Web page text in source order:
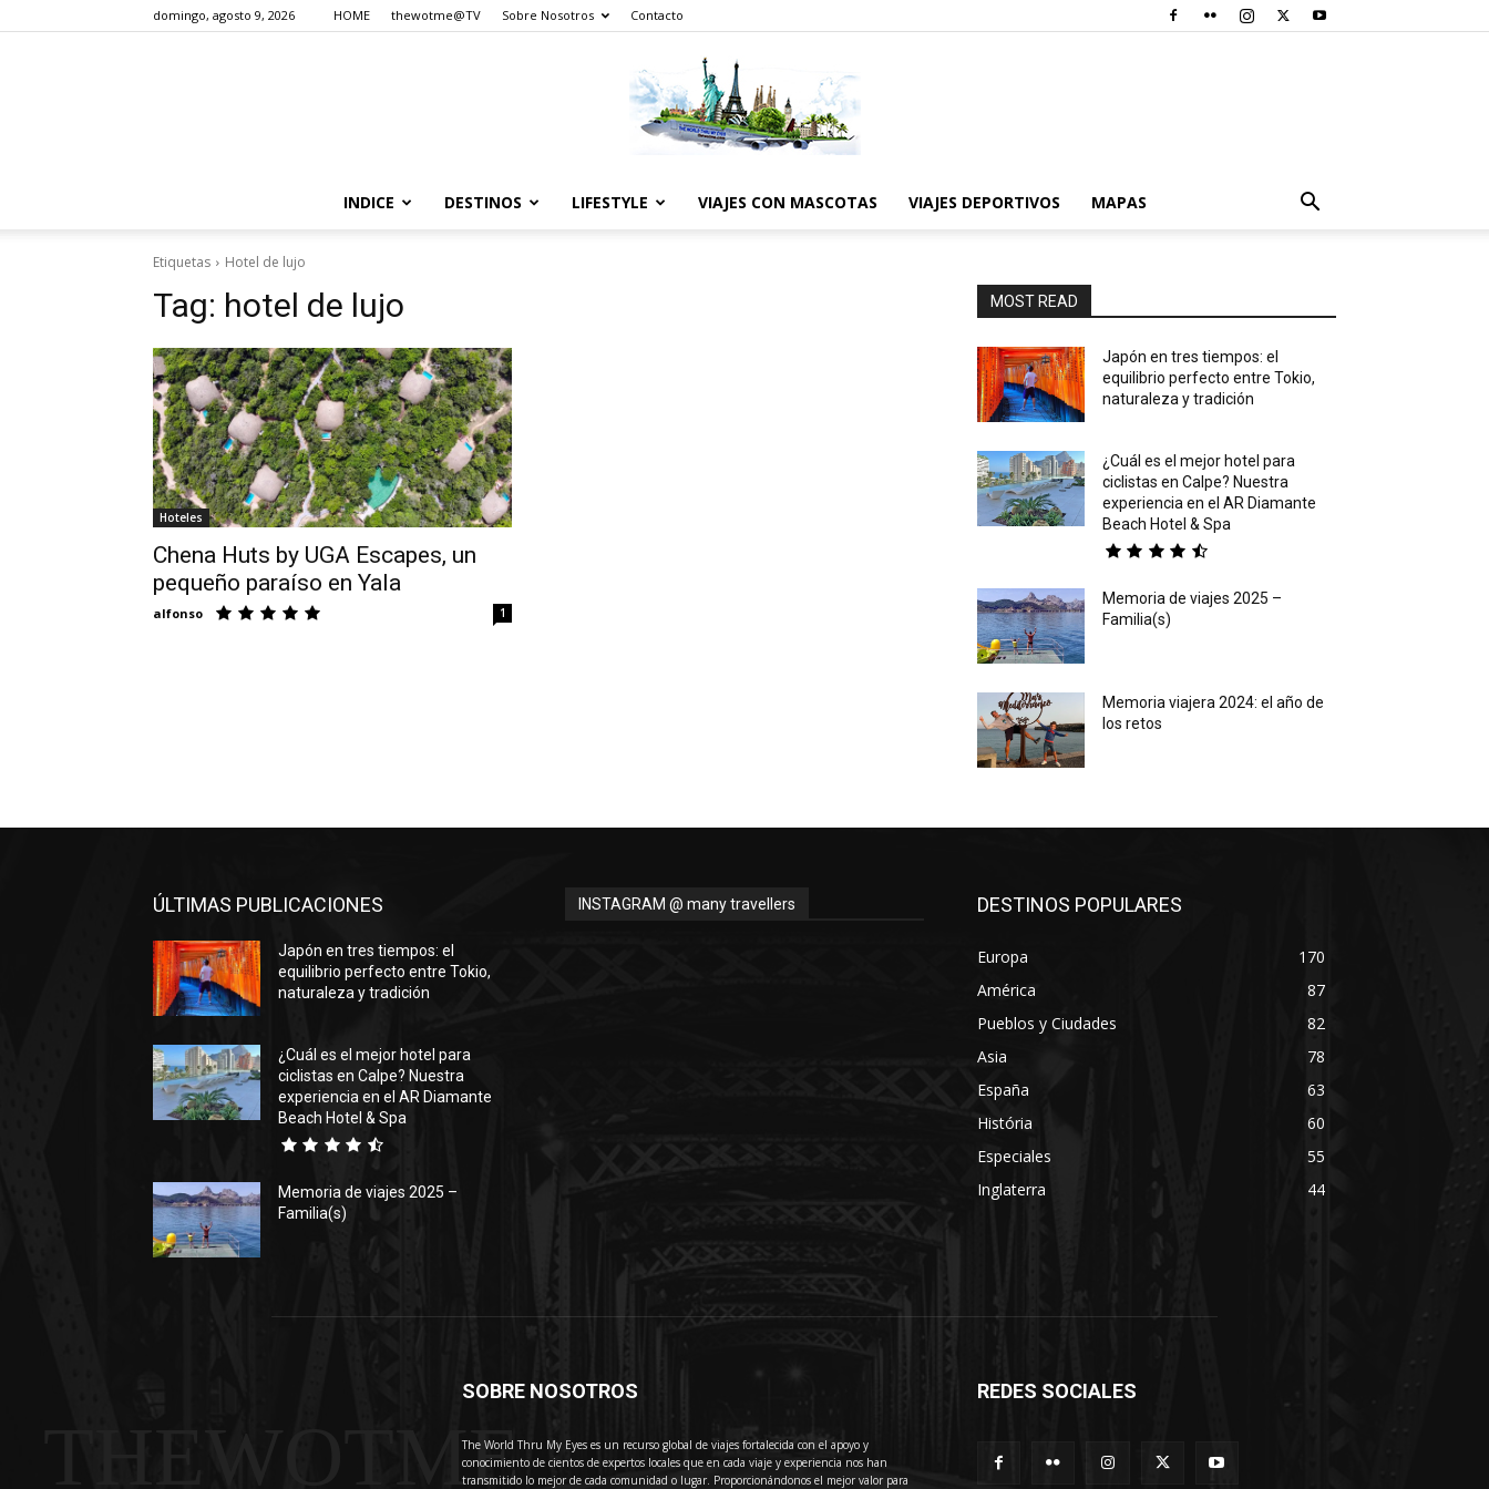
domingo, agosto 9, 2026 HOME thewotme@TV Sobre Nosotros Contacto
INDICE DESTINOS LIFESTYLE VIAJES CON MASCOTAS VIAJES DEPORTIVOS MAPAS
Etiquetas Hotel de lujo
Tag: hotel de lujo
Hoteles
Chena Huts by UGA Escapes, un
pequeño paraíso en Yala
alfonso 1
MOST READ
Japón en tres tiempos: el
equilibrio perfecto entre Tokio,
naturaleza y tradición
¿Cuál es el mejor hotel para
ciclistas en Calpe? Nuestra
experiencia en el AR Diamante
Beach Hotel & Spa
Memoria de viajes 2025 –
Familia(s)
Memoria viajera 2024: el año de
los retos
ÚLTIMAS PUBLICACIONES
Japón en tres tiempos: el
equilibrio perfecto entre Tokio,
naturaleza y tradición
¿Cuál es el mejor hotel para
ciclistas en Calpe? Nuestra
experiencia en el AR Diamante
Beach Hotel & Spa
Memoria de viajes 2025 –
Familia(s)
INSTAGRAM @ many travellers DESTINOS POPULARES
Europa
170
América
87
Pueblos y Ciudades
82
Asia
78
España
63
História
60
Especiales
55
Inglaterra
44
THEWOTME
SOBRE NOSOTROS
The World Thru My Eyes es un recurso global de viajes fortalecida con el apoyo y
conocimiento de cientos de expertos locales que en cada viaje y experiencia nos han
transmitido lo mejor de cada comunidad o lugar. Proporcionándonos el mejor valor para
REDES SOCIALES